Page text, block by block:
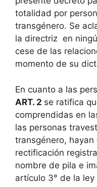
totalidad por
transgénero. Se
la directriz en
cese de las
momento de su
En cuanto a las
ART. 2 se ratifica
comprendidas en
las personas
transgénero,
rectificación
nombre de pila e
artículo 3° de la ley